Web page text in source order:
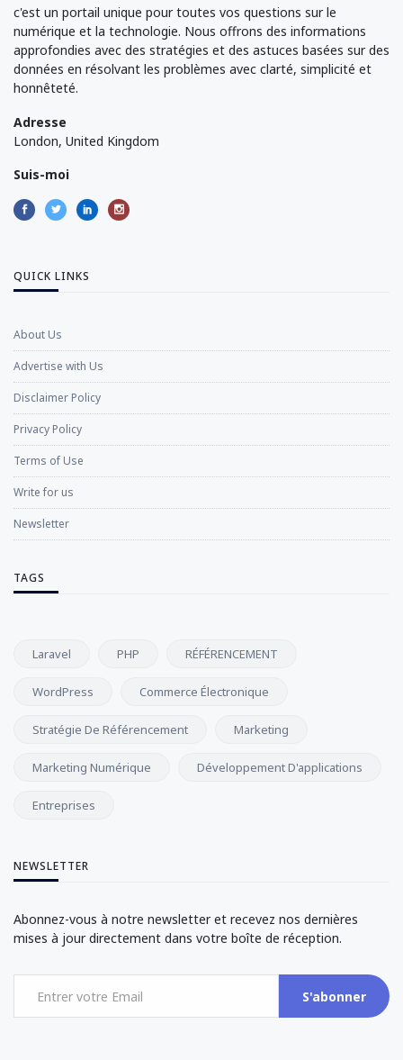
c'est un portail unique pour toutes vos questions sur le
numérique et la technologie. Nous offrons des informations
approfondies avec des stratégies et des astuces basées sur des
données en résolvant les problèmes avec clarté, simplicité et
honnêteté.
Adresse
London, United Kingdom
Suis-moi
QUICK LINKS
About Us
Advertise with Us
Disclaimer Policy
Privacy Policy
Terms of Use
Write for us
Newsletter
TAGS
Laravel PHP RÉFÉRENCEMENT
WordPress Commerce Électronique
Stratégie De Référencement Marketing
Marketing Numérique Développement D'applications
Entreprises
NEWSLETTER
Abonnez-vous à notre newsletter et recevez nos dernières
mises à jour directement dans votre boîte de réception.
S'abonner